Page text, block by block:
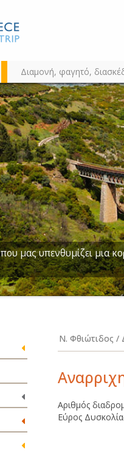
Διαμονή, φαγητό,
πηγές στα Καμένα
Ν. Φθιώτιδος /
Αριθμός
Εύρος